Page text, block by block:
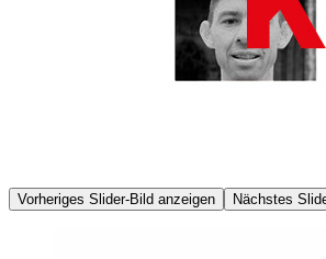
Vorheriges Slider-Bild anzeigen Nächstes